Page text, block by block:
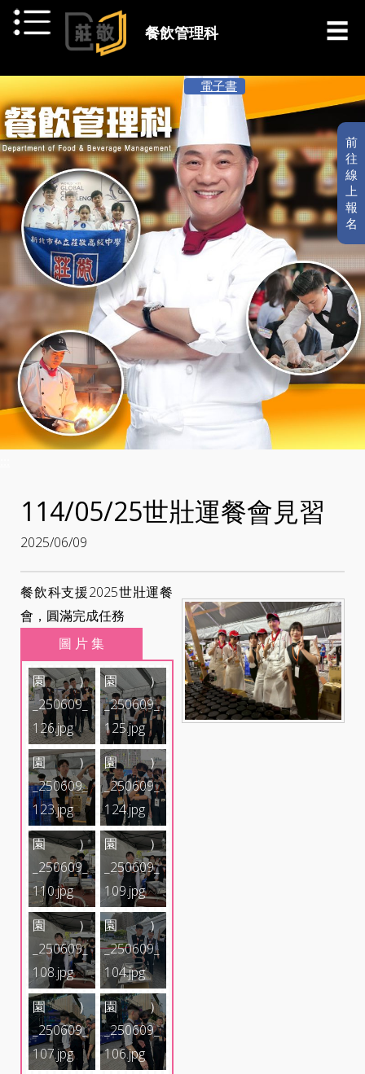
跳到主要內容
餐飲管理科
前
往
線
上
報
名
電子書
114/05/25世壯運餐會見習
2025/06/09
餐飲科支援2025世壯運餐
會，圓滿完成任務
圖 片 集
LINE_AL
BUM_202
5雙北世
壯運（桃
園）
_250609_
126.jpg
LINE_AL
BUM_202
5雙北世
壯運（桃
園）
_250609_
125.jpg
LINE_AL
BUM_202
5雙北世
壯運（桃
園）
_250609_
123.jpg
LINE_AL
BUM_202
5雙北世
壯運（桃
園）
_250609_
124.jpg
LINE_AL
BUM_202
5雙北世
壯運（桃
園）
_250609_
110.jpg
LINE_AL
BUM_202
5雙北世
壯運（桃
園）
_250609_
109.jpg
LINE_AL
BUM_202
5雙北世
壯運（桃
園）
_250609_
108.jpg
LINE_AL
BUM_202
5雙北世
壯運（桃
園）
_250609_
104.jpg
LINE_AL
BUM_202
5雙北世
壯運（桃
園）
_250609_
107.jpg
LINE_AL
BUM_202
5雙北世
壯運（桃
園）
_250609_
106.jpg
LINE_AL
BUM_202
5雙北世
壯運（桃
LINE_AL
BUM_202
5雙北世
壯運（桃